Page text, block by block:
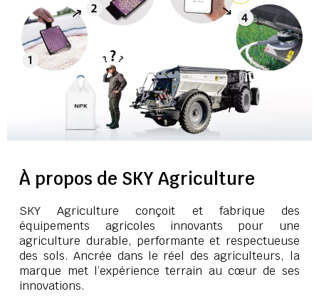
À propos de SKY Agriculture
SKY Agriculture conçoit et fabrique des
équipements agricoles innovants pour une
agriculture durable, performante et respectueuse
des sols. Ancrée dans le réel des agriculteurs, la
marque met l’expérience terrain au cœur de ses
innovations.